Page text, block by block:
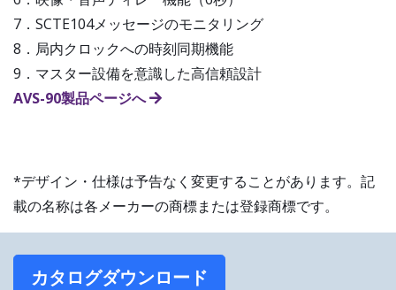
7．SCTE104メッセージのモニタリング
8．局内クロックへの時刻同期機能
9．マスター設備を意識した高信頼設計
AVS-90製品ページへ
*デザイン・仕様は予告なく変更することがあります。記
載の名称は各メーカーの商標または登録商標です。
カタログダウンロード